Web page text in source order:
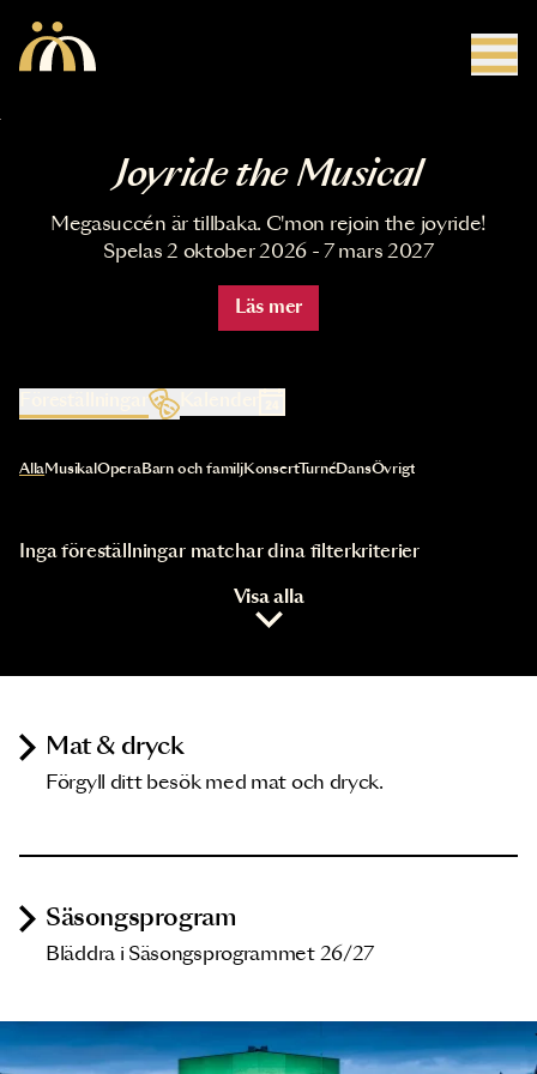
Joyride the Musical
Megasuccén är tillbaka. C'mon rejoin the joyride!
Spelas 2 oktober 2026 - 7 mars 2027
Läs mer
Kalender
Val av kategori uppdaterar innehållet automatiskt
AllaMusikal OperaBarn och familjKonsertTurnéDansÖvrigt
Inga föreställningar matchar dina filterkriterier
Visa alla
Mat & dryck
Förgyll ditt besök med mat och dryck.
Säsongsprogram
Bläddra i Säsongsprogrammet 26/27